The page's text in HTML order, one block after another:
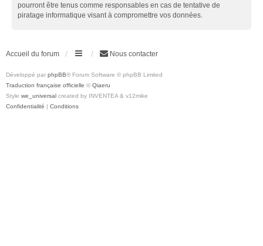
pourront être tenus comme responsables en cas de tentative de
piratage informatique visant à compromettre vos données.
Accueil du forum Nous contacter
Développé par phpBB® Forum Software © phpBB Limited
Traduction française officielle © Qiaeru
Style we_universal created by INVENTEA & v12mike
Confidentialité | Conditions